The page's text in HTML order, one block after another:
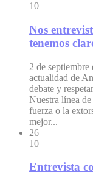
10
Nos
tenemos
2 de septiembre
actualidad de
debate y
Nuestra línea
fuerza o la
mejor...
26
10
Entrevista